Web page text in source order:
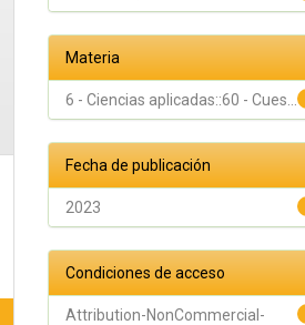
Materia
6 - Ciencias aplicadas::60 - Cues...
Fecha de publicación
2023
Condiciones de acceso
Attribution-NonCommercial-